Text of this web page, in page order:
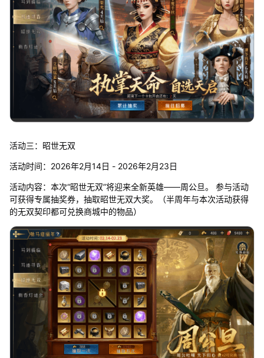
活动三：昭世无双
活动时间：2026年2月14日 - 2026年2月23日
活动内容：本次“昭世无双”将迎来全新英雄——周公旦。 参与活动
可获得专属抽奖券，抽取昭世无双大奖。（半周年与本次活动获得
的无双契印都可兑换商城中的物品）